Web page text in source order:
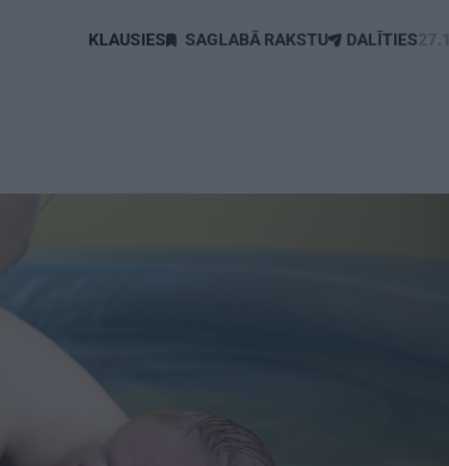
SAGLABĀ RAKSTU DALĪTIES